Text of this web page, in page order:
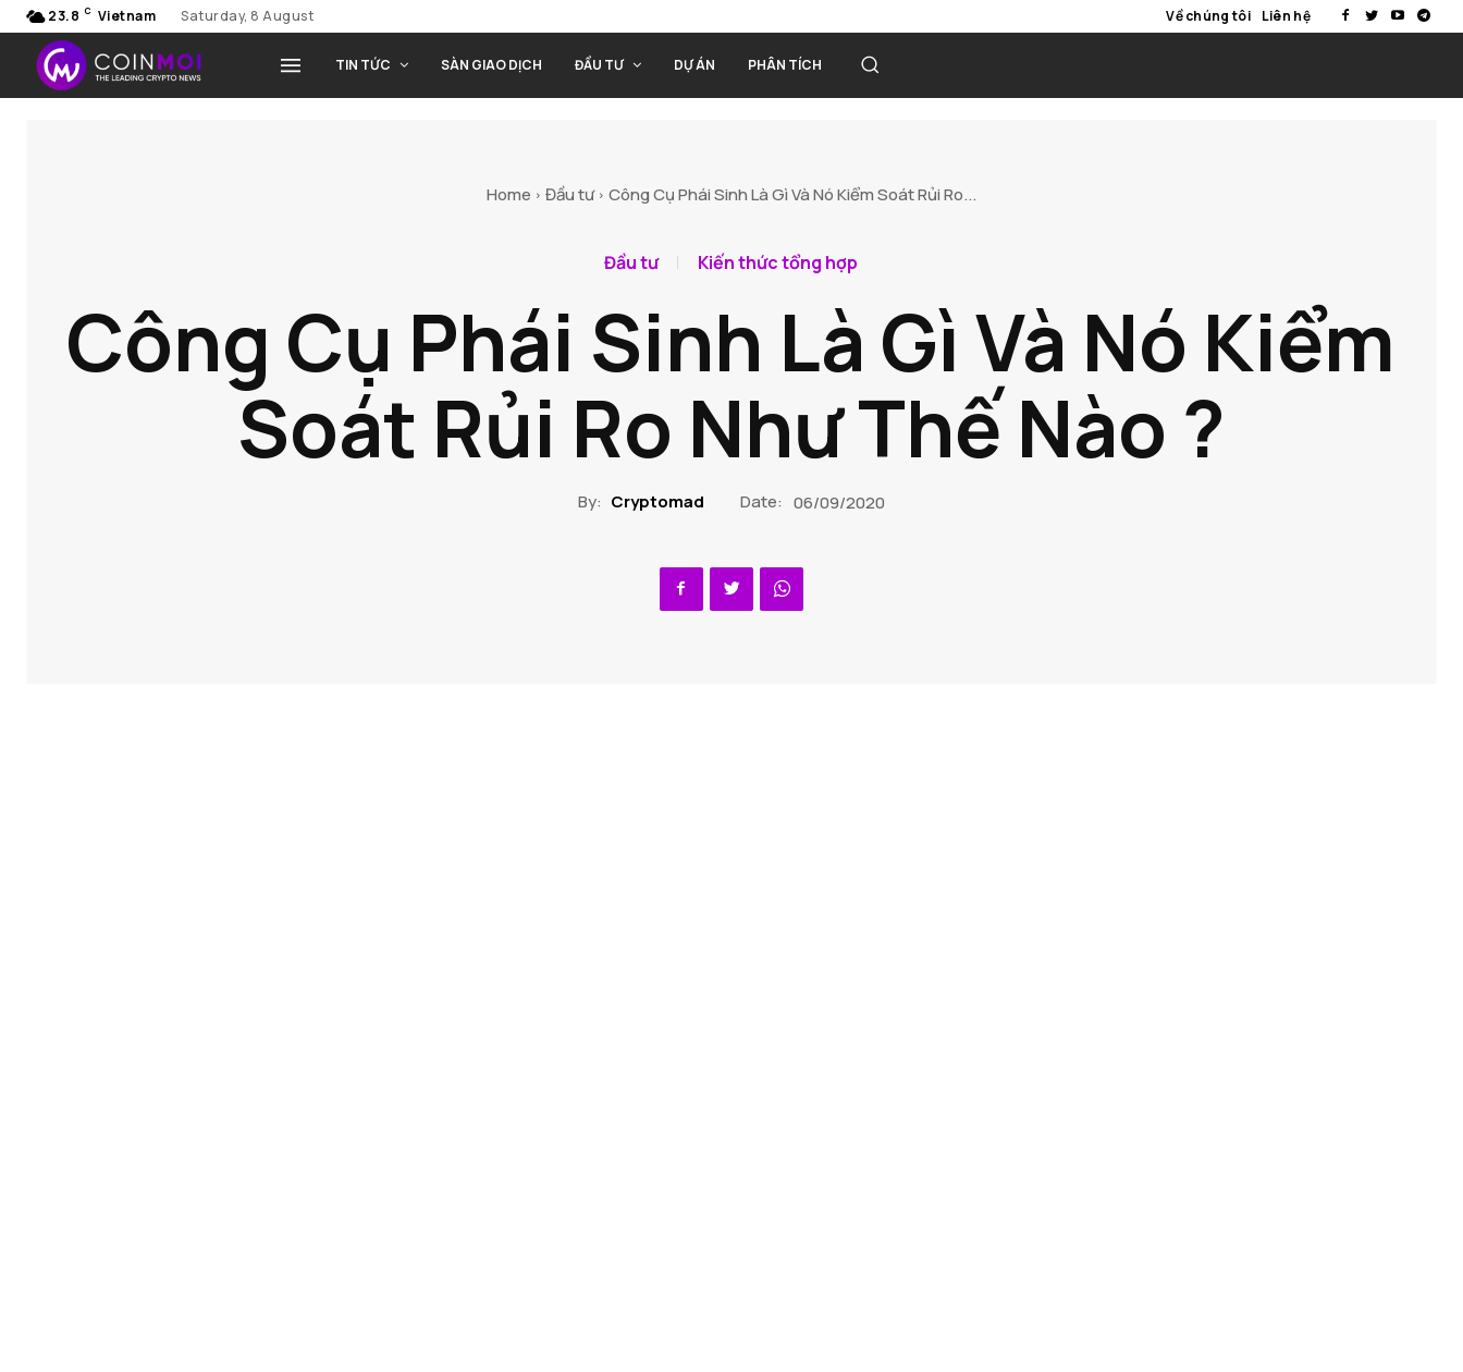
23.8 C Vietnam Saturday, 8 August Về chúng tôi Liên hệ
TIN TỨC SÀN GIAO DỊCH ĐẦU TƯ DỰ ÁN PHÂN TÍCH
Home Đầu tư Công Cụ Phái Sinh Là Gì Và Nó Kiểm Soát Rủi Ro...
Đầu tư Kiến thức tổng hợp
Công Cụ Phái Sinh Là Gì Và Nó Kiểm
Soát Rủi Ro Như Thế Nào ?
By: Cryptomad Date: 06/09/2020